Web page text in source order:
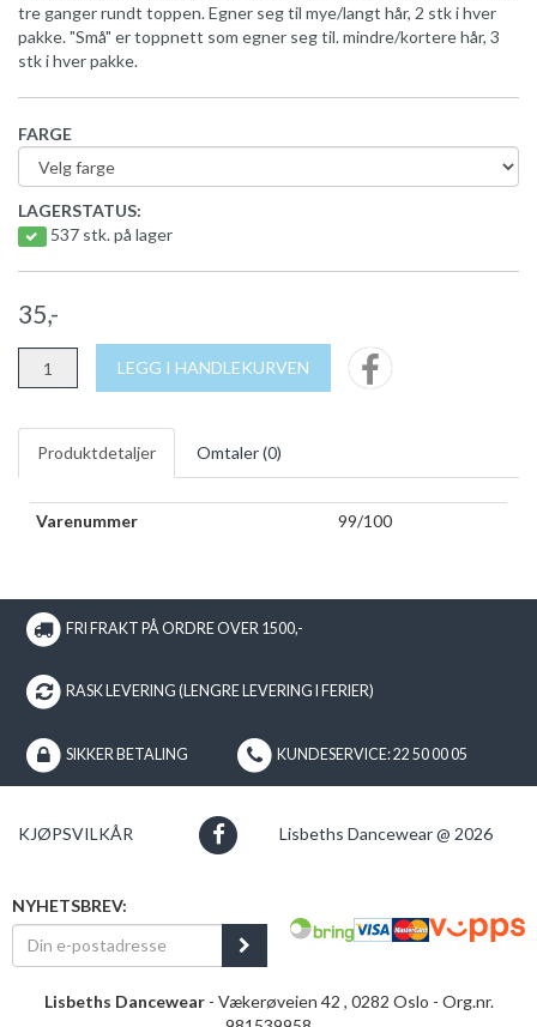
tre ganger rundt toppen. Egner seg til mye/langt hår, 2 stk i hver
pakke. "Små" er toppnett som egner seg til. mindre/kortere hår, 3
stk i hver pakke.
FARGE
LAGERSTATUS:
537 stk. på lager
35,-
LEGG I HANDLEKURVEN
Produktdetaljer Omtaler (0)
Varenummer 99/100
FRI FRAKT PÅ ORDRE OVER 1500,-
RASK LEVERING (LENGRE LEVERING I FERIER)
SIKKER BETALING KUNDESERVICE: 22 50 00 05
KJØPSVILKÅR Lisbeths Dancewear @ 2026
NYHETSBREV:
Lisbeths Dancewear- Vækerøveien 42 , 0282 Oslo - Org.nr.